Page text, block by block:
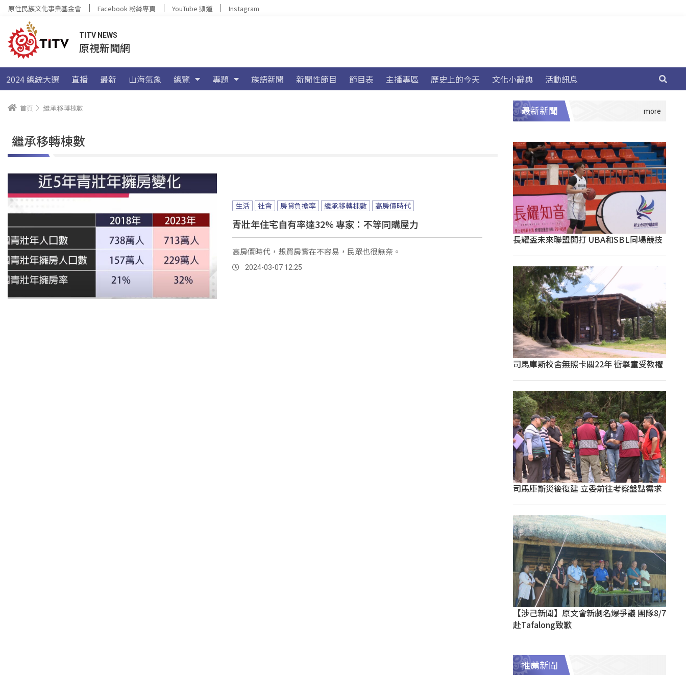
原住民族文化事業基金會 Facebook 粉絲專頁 YouTube 頻道 Instagram
TITV NEWS
原視新聞網
2024 總統大選 直播 最新 山海氣象 總覽 專題 族語新聞 新聞性節目 節目表 主播專區 歷史上的今天 文化小辭典 活動訊息
首頁 繼承移轉棟數
繼承移轉棟數
生活 社會 房貸負擔率 繼承移轉棟數 高房價時代
青壯年住宅自有率達32% 專家：不等同購屋力
高房價時代，想買房實在不容易，民眾也很無奈。
2024-03-07 12:25
最新新聞
長耀盃未來聯盟開打 UBA和SBL同場競技
司馬庫斯校舍無照卡關22年 衝擊童受教權
司馬庫斯災後復建 立委前往考察盤點需求
【涉己新聞】原文會新劇名爆爭議 團隊8/7
赴Tafalong致歉
推薦新聞